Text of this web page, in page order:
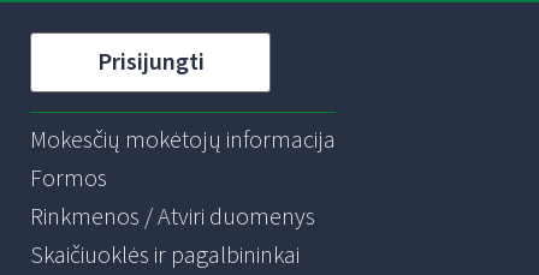
Prisijungti
Mokesčių mokėtojų informacija
Formos
Rinkmenos / Atviri duomenys
Skaičiuoklės ir pagalbininkai